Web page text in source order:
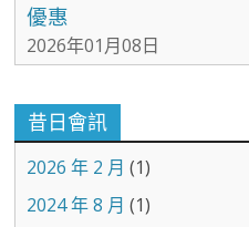
優惠
2026年01月08日
昔日會訊
2026 年 2 月 (1)
2024 年 8 月 (1)